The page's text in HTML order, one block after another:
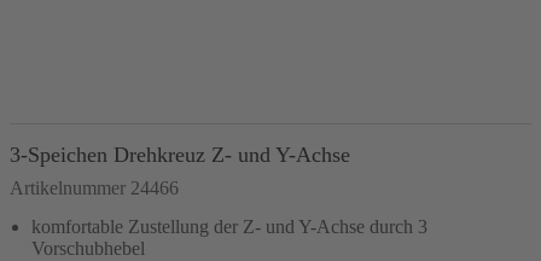
3-Speichen Drehkreuz Z- und Y-Achse
Artikelnummer 24466
komfortable Zustellung der Z- und Y-Achse durch 3
Vorschubhebel